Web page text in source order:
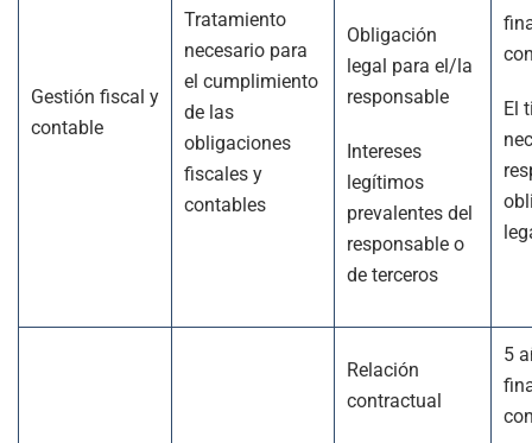
Gestión fiscal y
contable
Tratamiento
necesario para
el cumplimiento
de las
obligaciones
fiscales y
contables
Obligación
legal para el/la
responsable
Intereses
legítimos
prevalentes del
responsable o
de terceros
El
Relación
contractual
5